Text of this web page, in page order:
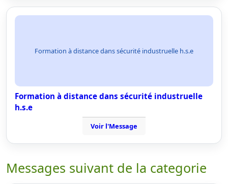
Formation à distance dans sécurité industruelle h.s.e
Formation à distance dans sécurité industruelle
h.s.e
Voir l'Message
Messages suivant de la categorie